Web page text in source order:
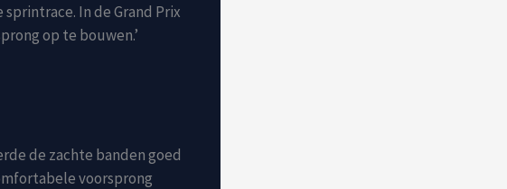
In de Grand Prix
op te bouwen.’
de zachte banden goed
voorsprong